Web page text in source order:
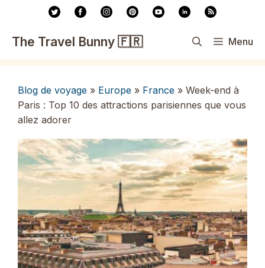
contenu
The Travel Bunny 🇫🇷 Menu
Blog de voyage » Europe » France » Week-end à
Paris : Top 10 des attractions parisiennes que vous
allez adorer